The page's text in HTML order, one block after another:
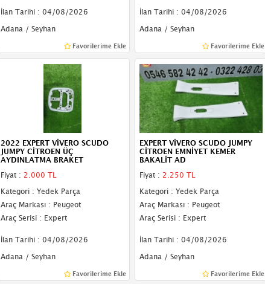
İlan Tarihi : 04/08/2026
Adana / Seyhan
Favorilerime Ekle
İlan Tarihi : 04/08/2026
Adana / Seyhan
Favorilerime Ekle
2022 EXPERT VİVERO SCUDO
JUMPY CİTROEN ÜÇ
AYDINLATMA BRAKET
Fiyat : 2.000 TL
Kategori : Yedek Parça
Araç Markası : Peugeot
Araç Serisi : Expert
İlan Tarihi : 04/08/2026
Adana / Seyhan
Favorilerime Ekle
EXPERT VİVERO SCUDO JUMPY
CİTROEN EMNİYET KEMER
BAKALİT AD
Fiyat : 2.250 TL
Kategori : Yedek Parça
Araç Markası : Peugeot
Araç Serisi : Expert
İlan Tarihi : 04/08/2026
Adana / Seyhan
Favorilerime Ekle